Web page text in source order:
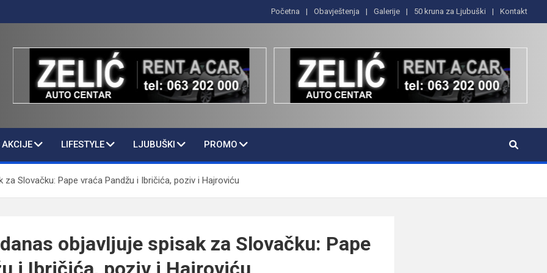
Početna Obavještenja Galerije 50 kruna za Ljubuški Kontakt
LIFESTYLE LJUBUŠKI PROMO
Slovačku: Pape vraća Pandžu i Ibričića, poziv i Hajroviću
objavljuje spisak za Slovačku: Pape